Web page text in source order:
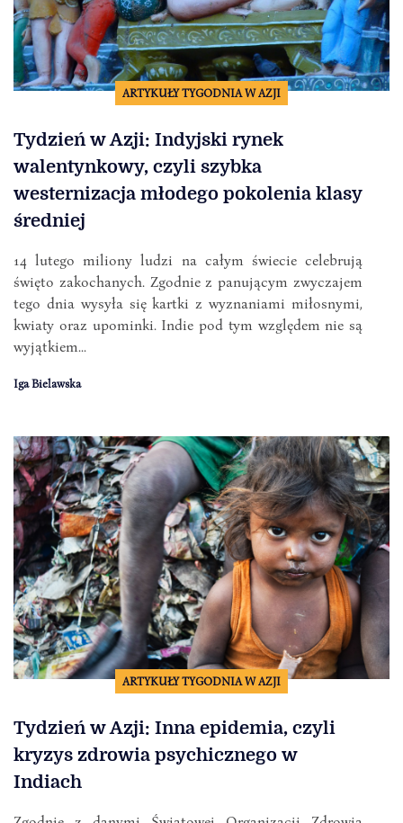
ARTYKUŁY TYGODNIA W AZJI
Tydzień w Azji: Indyjski rynek
walentynkowy, czyli szybka
westernizacja młodego pokolenia klasy
średniej
14 lutego miliony ludzi na całym świecie celebrują
święto zakochanych. Zgodnie z panującym zwyczajem
tego dnia wysyła się kartki z wyznaniami miłosnymi,
kwiaty oraz upominki. Indie pod tym względem nie są
wyjątkiem...
Iga Bielawska
ARTYKUŁY TYGODNIA W AZJI
Tydzień w Azji: Inna epidemia, czyli
kryzys zdrowia psychicznego w
Indiach